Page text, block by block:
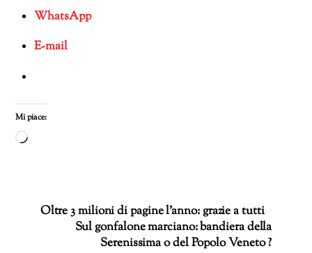
WhatsApp
E-mail
Mi piace:
Caricamento
Oltre 3 milioni di pagine l’anno: grazie a tutti
Sul gonfalone marciano: bandiera della
Serenissima o del Popolo Veneto ?